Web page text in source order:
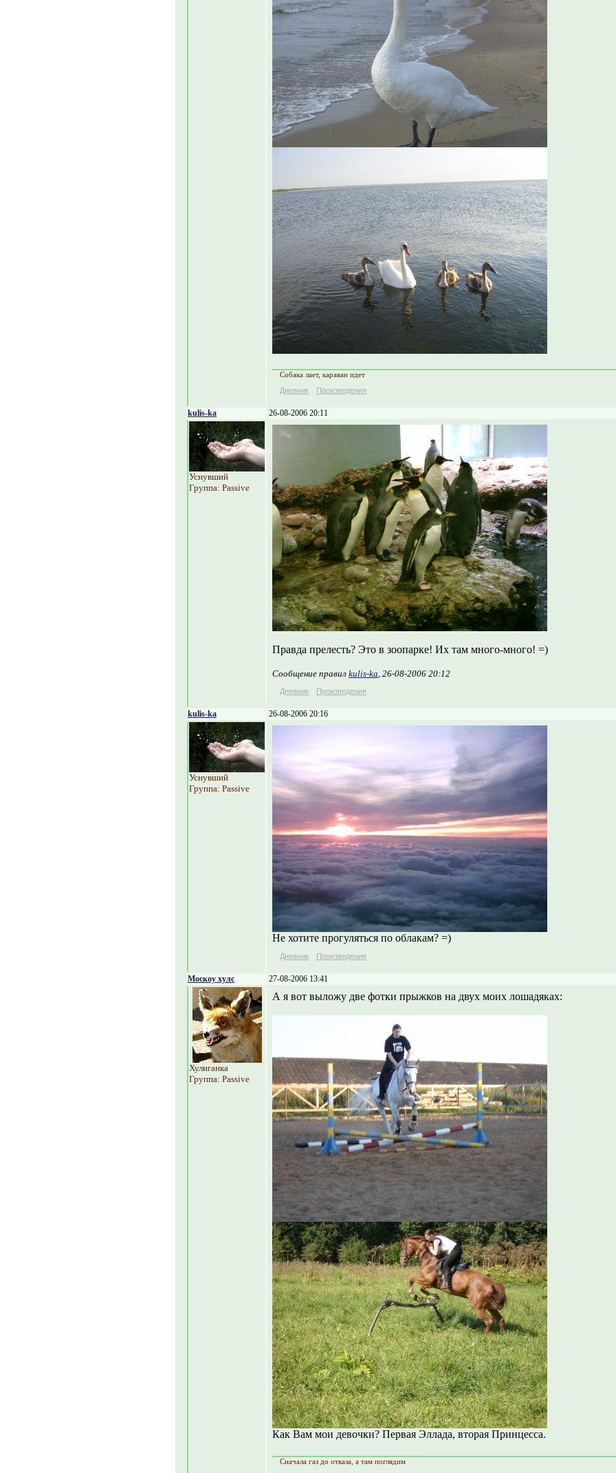
Собака лает, караван идет
Дневник
Произведения
kulis-ka 26-08-2006 20:11
Уснувший
Группа: Passive
Правда прелесть? Это в зоопарке! Их там много-много! =)
Сообщение правил kulis-ka, 26-08-2006 20:12
Дневник Произведения
kulis-ka 26-08-2006 20:16
Уснувший
Группа: Passive
Не хотите прогуляться по облакам? =)
Дневник Произведения
Москоу хулс 27-08-2006 13:41
Хулиганка
Группа: Passive
А я вот выложу две фотки прыжков на двух моих лошадяках:
Как Вам мои девочки? Первая Эллада, вторая Принцесса.
Сначала газ до отказа, а там поглядим